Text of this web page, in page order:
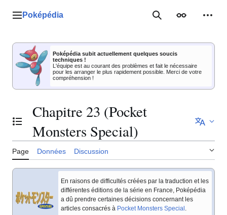
Menu principal
Poképédia RechercherApparence
Poképédia subit actuellement quelques soucis
techniques !
L'équipe est au courant des problèmes et fait le nécessaire
pour les arranger le plus rapidement possible. Merci de votre
compréhension !
Basculer la table des matières
Chapitre 23 (Pocket
Monsters Special)
Page Données Discussion
En raisons de difficultés créées par la traduction et les
différentes éditions de la série en France, Poképédia
a dû prendre certaines décisions concernant les
articles consacrés à Pocket Monsters Special.